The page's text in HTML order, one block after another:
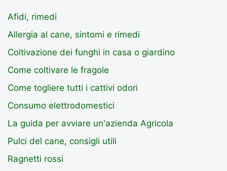
Afidi, rimedi
Allergia al cane, sintomi e rimedi
Coltivazione dei funghi in casa o giardino
Come coltivare le fragole
Come togliere tutti i cattivi odori
Consumo elettrodomestici
La guida per avviare un'azienda Agricola
Pulci del cane, consigli utili
Ragnetti rossi